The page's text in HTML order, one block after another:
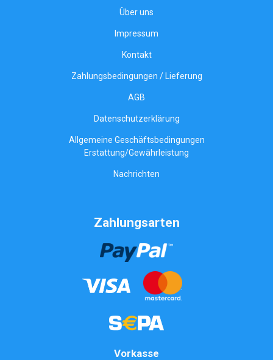
Über uns
Impressum
Kontakt
Zahlungsbedingungen / Lieferung
AGB
Datenschutzerklärung
Allgemeine Geschäftsbedingungen
Erstattung/Gewährleistung
Nachrichten
Zahlungsarten
Vorkasse